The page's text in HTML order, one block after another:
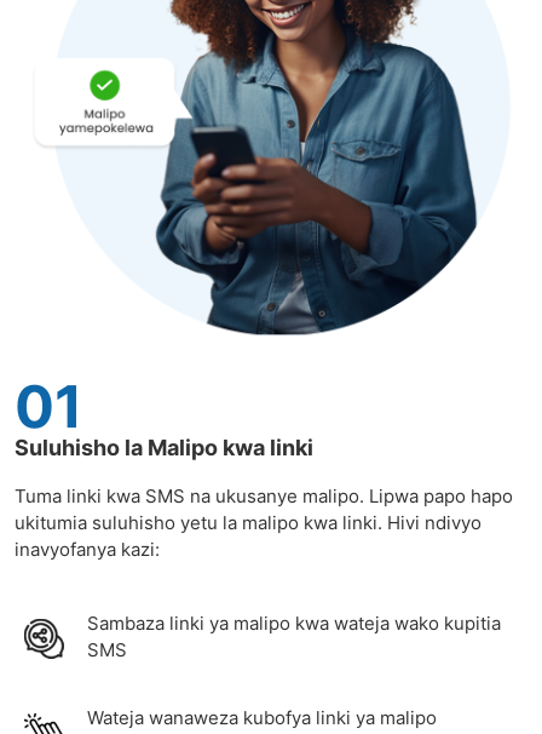
01
Suluhisho la Malipo kwa linki
Tuma linki kwa SMS na ukusanye malipo. Lipwa papo hapo
ukitumia suluhisho yetu la malipo kwa linki. Hivi ndivyo
inavyofanya kazi:
Sambaza linki ya malipo kwa wateja wako kupitia
SMS
Wateja wanaweza kubofya linki ya malipo